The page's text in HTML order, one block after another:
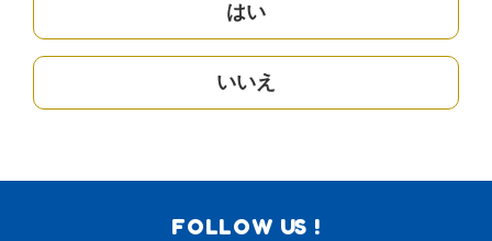
はい
いいえ
FOLLOW US !